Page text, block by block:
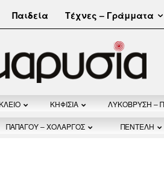
Παιδεία Τέχνες – Γράμματα
ΚΗΦΙΣΙΑ ΛΥΚΟΒΡΥΣΗ –
ΠΑΠΑΓΟΥ – ΧΟΛΑΡΓΟΣ ΠΕΝΤΕΛΗ